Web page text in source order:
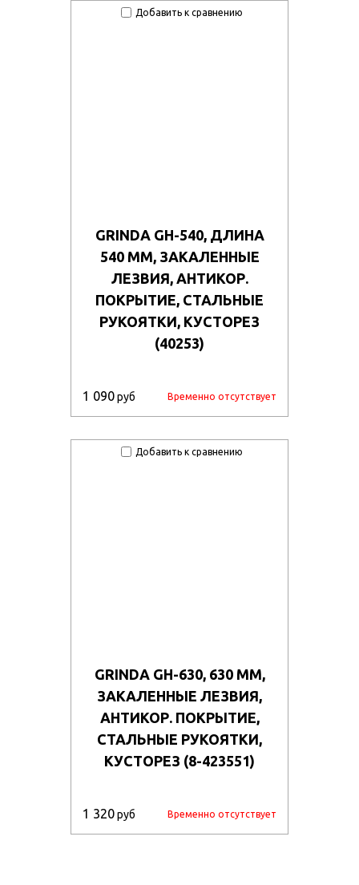
Добавить к сравнению
GRINDA GH-540, ДЛИНА
540 ММ, ЗАКАЛЕННЫЕ
ЛЕЗВИЯ, АНТИКОР.
ПОКРЫТИЕ, СТАЛЬНЫЕ
РУКОЯТКИ, КУСТОРЕЗ
(40253)
1 090руб Временно отсутствует
Добавить к сравнению
GRINDA GH-630, 630 ММ,
ЗАКАЛЕННЫЕ ЛЕЗВИЯ,
АНТИКОР. ПОКРЫТИЕ,
СТАЛЬНЫЕ РУКОЯТКИ,
КУСТОРЕЗ (8-423551)
1 320руб Временно отсутствует